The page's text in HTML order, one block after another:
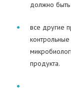
должно
все другие
контрольные
продукта.